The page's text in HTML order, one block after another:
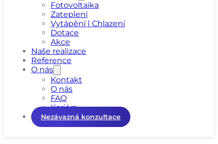
Fotovoltaika
Zateplení
Vytápění | Chlazení
Dotace
Akce
Naše realizace
Reference
O nás
Kontakt
O nás
FAQ
Kariéra
Nezávazná konzultace